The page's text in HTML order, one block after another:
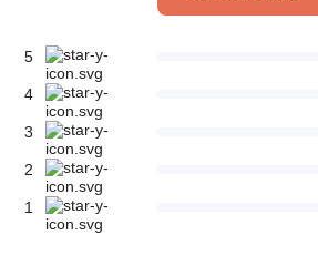
5
4
3
2
1